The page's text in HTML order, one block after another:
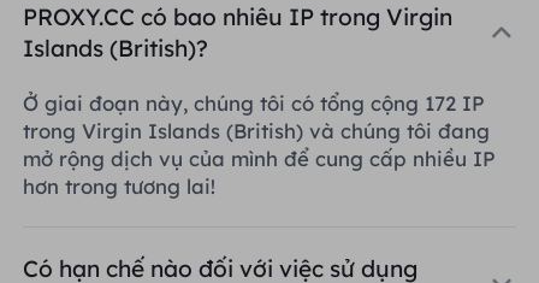
PROXY.CC có bao nhiêu IP trong Virgin
Islands (British)?
Ở giai đoạn này, chúng tôi có tổng cộng 172 IP
trong Virgin Islands (British) và chúng tôi đang
mở rộng dịch vụ của mình để cung cấp nhiều IP
hơn trong tương lai!
Có hạn chế nào đối với việc sử dụng